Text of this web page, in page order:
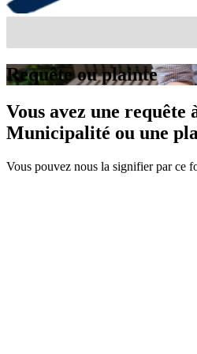
Requête ou plainte
Vous avez une requête
Municipalité ou une
Vous pouvez nous la signifier par ce